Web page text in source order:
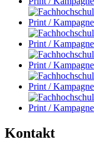
Kontakt